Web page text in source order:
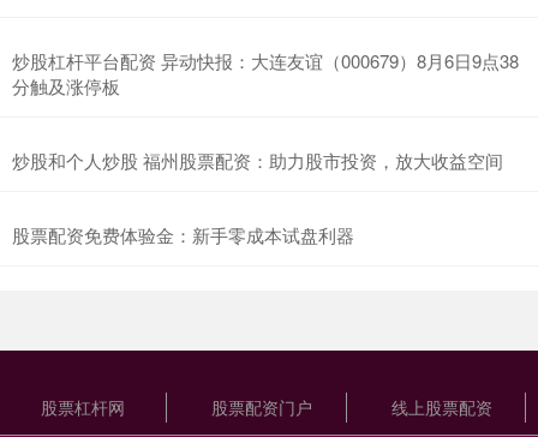
炒股杠杆平台配资 异动快报：大连友谊（000679）8月6日9点38
分触及涨停板
炒股和个人炒股 福州股票配资：助力股市投资，放大收益空间
股票配资免费体验金：新手零成本试盘利器
股票杠杆网 股票配资门户 线上股票配资